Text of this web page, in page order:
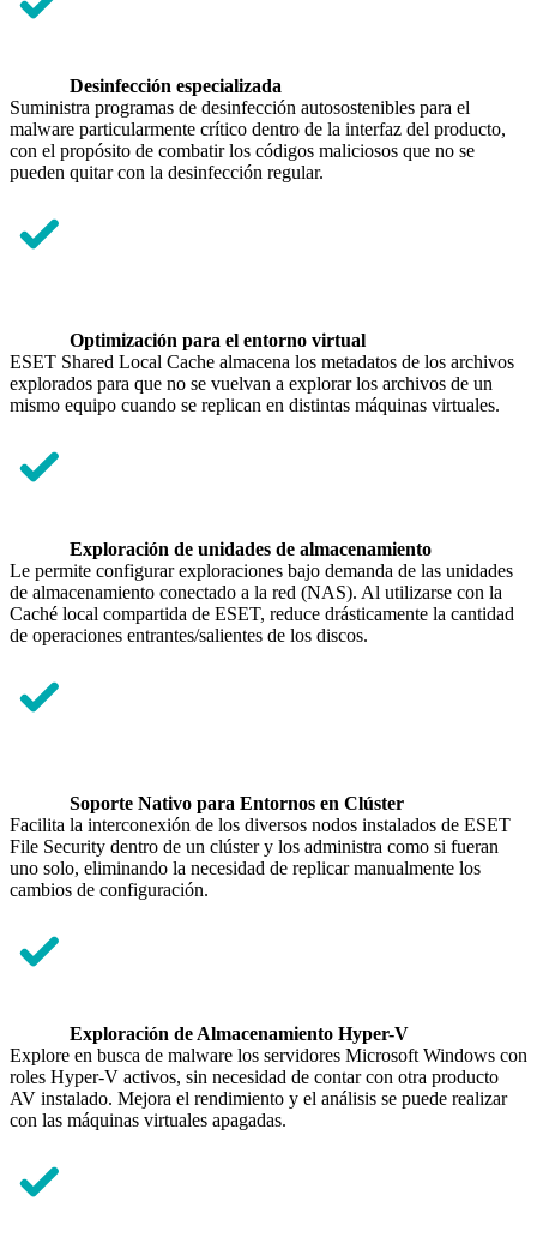
Desinfección especializada
Suministra programas de desinfección autosostenibles para el
malware particularmente crítico dentro de la interfaz del producto,
con el propósito de combatir los códigos maliciosos que no se
pueden quitar con la desinfección regular.
Optimización para el entorno virtual
ESET Shared Local Cache almacena los metadatos de los archivos
explorados para que no se vuelvan a explorar los archivos de un
mismo equipo cuando se replican en distintas máquinas virtuales.
Exploración de unidades de almacenamiento
Le permite configurar exploraciones bajo demanda de las unidades
de almacenamiento conectado a la red (NAS). Al utilizarse con la
Caché local compartida de ESET, reduce drásticamente la cantidad
de operaciones entrantes/salientes de los discos.
Soporte Nativo para Entornos en Clúster
Facilita la interconexión de los diversos nodos instalados de ESET
File Security dentro de un clúster y los administra como si fueran
uno solo, eliminando la necesidad de replicar manualmente los
cambios de configuración.
Exploración de Almacenamiento Hyper-V
Explore en busca de malware los servidores Microsoft Windows con
roles Hyper-V activos, sin necesidad de contar con otra producto
AV instalado. Mejora el rendimiento y el análisis se puede realizar
con las máquinas virtuales apagadas.